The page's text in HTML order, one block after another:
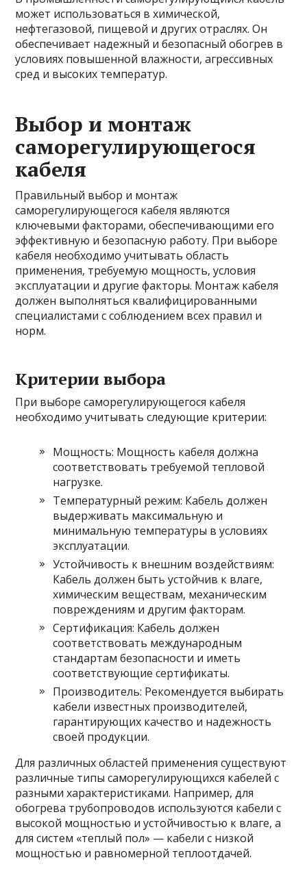
может использоваться в химической,
нефтегазовой, пищевой и других отраслях. Он
обеспечивает надежный и безопасный обогрев в
условиях повышенной влажности, агрессивных
сред и высоких температур.
Выбор и монтаж
саморегулирующегося
кабеля
Правильный выбор и монтаж
саморегулирующегося кабеля являются
ключевыми факторами, обеспечивающими его
эффективную и безопасную работу. При выборе
кабеля необходимо учитывать область
применения, требуемую мощность, условия
эксплуатации и другие факторы. Монтаж кабеля
должен выполняться квалифицированными
специалистами с соблюдением всех правил и
норм.
Критерии выбора
При выборе саморегулирующегося кабеля
необходимо учитывать следующие критерии:
Мощность: Мощность кабеля должна
соответствовать требуемой тепловой
нагрузке.
Температурный режим: Кабель должен
выдерживать максимальную и
минимальную температуры в условиях
эксплуатации.
Устойчивость к внешним воздействиям:
Кабель должен быть устойчив к влаге,
химическим веществам, механическим
повреждениям и другим факторам.
Сертификация: Кабель должен
соответствовать международным
стандартам безопасности и иметь
соответствующие сертификаты.
Производитель: Рекомендуется выбирать
кабели известных производителей,
гарантирующих качество и надежность
своей продукции.
Для различных областей применения существуют
различные типы саморегулирующихся кабелей с
разными характеристиками. Например, для
обогрева трубопроводов используются кабели с
высокой мощностью и устойчивостью к влаге, а
для систем «теплый пол» — кабели с низкой
мощностью и равномерной теплоотдачей.